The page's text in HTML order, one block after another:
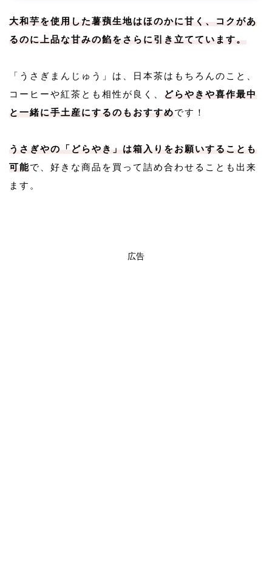
大和芋を使用した薯蕷生地はほのかに甘く、コクがあ
るのに上品な甘みの餡をさらに引き立てています。
「うさぎまんじゅう」は、日本茶はもちろんのこと、
コーヒーや紅茶とも相性が良く、
どらやきや喜作最中
と一緒に手土産にするのもおすすめです！
うさぎやの「どらやき」は箱入りをお願いすることも
可能で、好きな商品を買って詰め合わせることも出来
ます。
広告